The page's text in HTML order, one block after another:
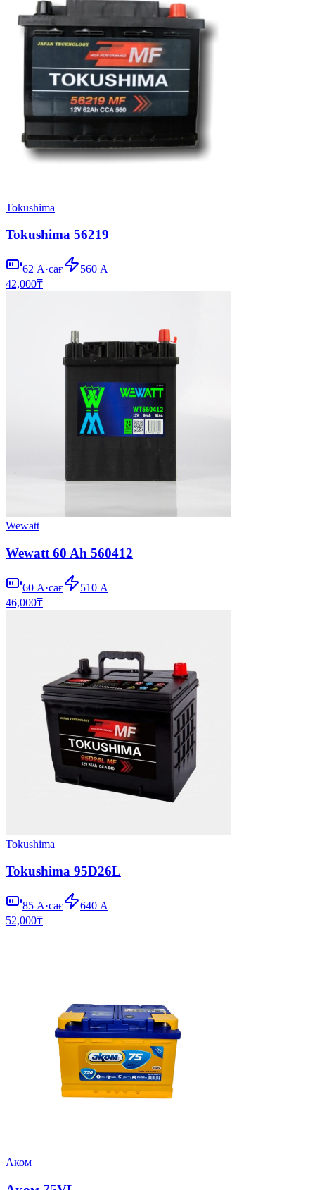
Tokushima
Tokushima 56219
62 А·сағ 560 А
42,000₸
Wewatt
Wewatt 60 Ah 560412
60 А·сағ 510 А
46,000₸
Tokushima
Tokushima 95D26L
85 А·сағ 640 А
52,000₸
Аком